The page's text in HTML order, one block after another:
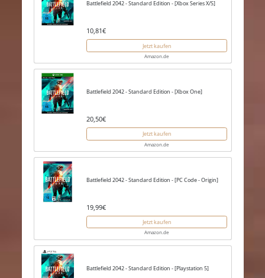
Battlefield 2042 - Standard Edition - [Xbox Series X/S]
10,81€
Jetzt kaufen
Amazon.de
Battlefield 2042 - Standard Edition - [Xbox One]
20,50€
Jetzt kaufen
Amazon.de
Battlefield 2042 - Standard Edition - [PC Code - Origin]
19,99€
Jetzt kaufen
Amazon.de
Battlefield 2042 - Standard Edition - [Playstation 5]